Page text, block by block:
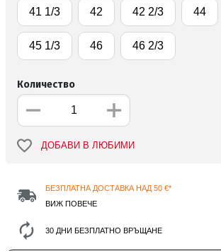
41 1/3 42 42 2/3 44
45 1/3 46 46 2/3
Количество
ДОБАВИ В ЛЮБИМИ
БЕЗПЛАТНА ДОСТАВКА НАД 50 €*
ВИЖ ПОВЕЧЕ
30 ДНИ БЕЗПЛАТНО ВРЪЩАНЕ